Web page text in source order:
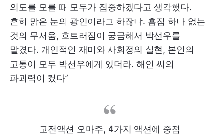
의도를 모를 때 모두가 집중하겠다고 생각했다.
흔히 맑은 눈의 광인이라고 하잖냐. 흠집 하나 없는
것의 무서움, 흐트러짐이 궁금해서 박선우를
맡겼다. 개인적인 재미와 사회정의 실현, 본인의
고통이 모두 박선우에게 있더라. 해인 씨의
파괴력이 컸다”
고전액션 오마주, 4가지 액션에 중점